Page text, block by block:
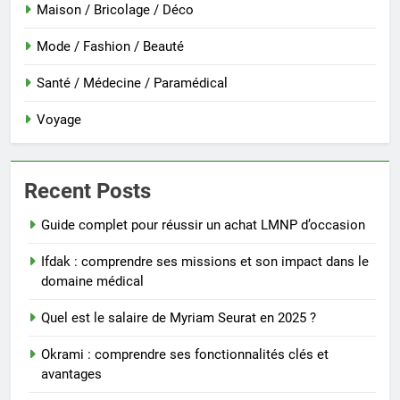
Maison / Bricolage / Déco
Mode / Fashion / Beauté
Santé / Médecine / Paramédical
Voyage
Recent Posts
Guide complet pour réussir un achat LMNP d’occasion
Ifdak : comprendre ses missions et son impact dans le
domaine médical
Quel est le salaire de Myriam Seurat en 2025 ?
Okrami : comprendre ses fonctionnalités clés et
avantages